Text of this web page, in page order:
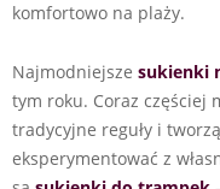
komfortowo na plaży.
Najmodniejsze sukienki
tym roku. Coraz częściej
tradycyjne reguły i
eksperymentować z